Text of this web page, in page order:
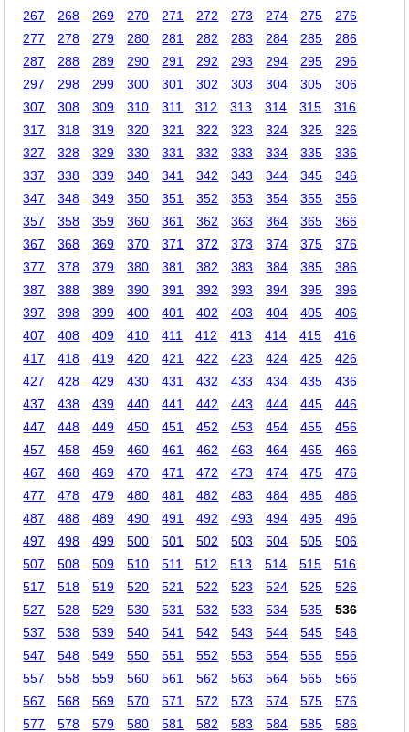
267 268 269 270 271 272 273 274 275
276
277
278 279 280 281 282 283 284 285
286
287
288 289 290 291 292 293 294 295
296
297
298 299 300 301 302 303 304 305
306
307
308 309 310 311 312 313 314 315
316
317
318 319 320 321 322 323 324 325
326
327
328 329 330 331 332 333 334 335
336
337
338 339 340 341 342 343 344 345
346
347
348 349 350 351 352 353 354 355
356
357
358 359 360 361 362 363 364 365
366
367
368 369 370 371 372 373 374 375
376
377
378 379 380 381 382 383 384 385
386
387
388 389 390 391 392 393 394 395
396
397
398 399 400 401 402 403 404 405
406
407
408 409 410 411 412 413 414 415
416
417
418 419 420 421 422 423 424 425
426
427
428 429 430 431 432 433 434 435
436
437
438 439 440 441 442 443 444 445
446
447
448 449 450 451 452 453 454 455
456
457
458 459 460 461 462 463 464 465
466
467
468 469 470 471 472 473 474 475
476
477
478 479 480 481 482 483 484 485
486
487
488 489 490 491 492 493 494 495
496
497
498 499 500 501 502 503 504 505
506
507
508 509 510 511 512 513 514 515
516
517
518 519 520 521 522 523 524 525
526
527
528 529 530 531 532 533 534 535
536
537
538 539 540 541 542 543 544 545
546
547
548 549 550 551 552 553 554 555
556
557
558 559 560 561 562 563 564 565
566
567
568 569 570 571 572 573 574 575
576
577
578 579 580 581 582 583 584 585
586